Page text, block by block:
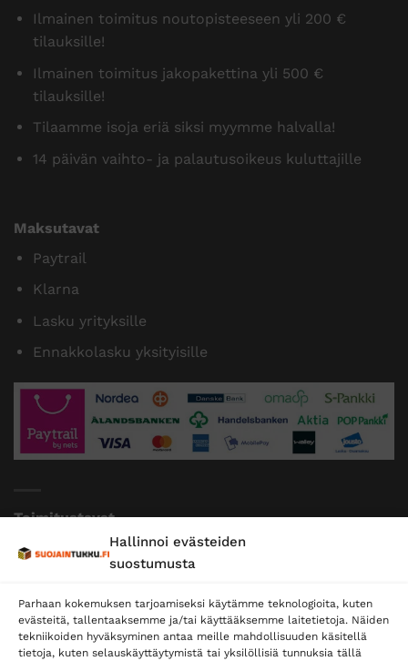
Hallinnoi evästeiden
suostumusta
Parhaan kokemuksen tarjoamiseksi käytämme teknologioita, kuten
evästeitä, tallentaaksemme ja/tai käyttääksemme laitetietoja. Näiden
tekniikoiden hyväksyminen antaa meille mahdollisuuden käsitellä
tietoja, kuten selauskäyttäytymistä tai yksilöllisiä tunnuksia tällä
Ilmainen toimitus noutopisteeseen yli 200 €
tilauksille!
Ilmainen toimitus jakopakettina yli 500 €
tilauksille!
Tilaamme isoja eriä siksi myymme halvalla!
14 päivän vaihto- ja palautusoikeus kuluttajille
Maksutavat
Paytrail
Klarna
Lasku yrityksille
Ennakkolasku yksityisille
Toimitustavat
Posti
Postnord